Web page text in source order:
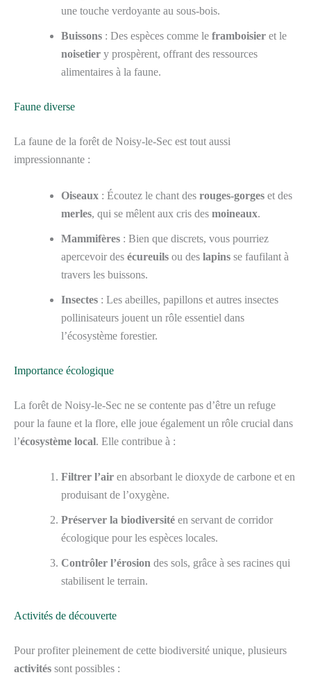
une touche verdoyante au sous-bois.
Buissons : Des espèces comme le framboisier et le
noisetier y prospèrent, offrant des ressources
alimentaires à la faune.
Faune diverse
La faune de la forêt de Noisy-le-Sec est tout aussi
impressionnante :
Oiseaux : Écoutez le chant des rouges-gorges et des
merles, qui se mêlent aux cris des moineaux.
Mammifères : Bien que discrets, vous pourriez
apercevoir des écureuils ou des lapins se faufilant à
travers les buissons.
Insectes : Les abeilles, papillons et autres insectes
pollinisateurs jouent un rôle essentiel dans
l’écosystème forestier.
Importance écologique
La forêt de Noisy-le-Sec ne se contente pas d’être un refuge
pour la faune et la flore, elle joue également un rôle crucial dans
l’écosystème local. Elle contribue à :
Filtrer l’air en absorbant le dioxyde de carbone et en
produisant de l’oxygène.
Préserver la biodiversité en servant de corridor
écologique pour les espèces locales.
Contrôler l’érosion des sols, grâce à ses racines qui
stabilisent le terrain.
Activités de découverte
Pour profiter pleinement de cette biodiversité unique, plusieurs
activités sont possibles :